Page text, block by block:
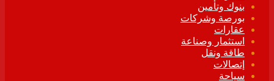
بنوك وتأمين
بورصة وشركات
عقارات
استثمار وصناعة
طاقة ونقل
إتصالات
سياحة